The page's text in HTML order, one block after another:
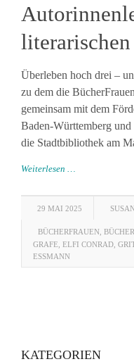
literarischen
Überleben hoch drei –
zu dem die
gemeinsam mit dem
Baden-Württemberg
die Stadtbibliothek am
Weiterlesen …
29 MAI 2025
BÜCHERFRAUEN
GRAFE ELFI CONRAD
ESSMANN
KATEGORIEN